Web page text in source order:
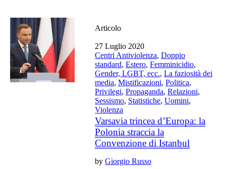
Articolo
27 Luglio 2020
Centri Antiviolenza,Doppio
standard,Estero,Femminicidio,
Gender, LGBT, ecc.,La faziosità dei
media,Mistificazioni,Politica,
Privilegi,Propaganda,Relazioni,
Sessismo, Statistiche,Uomini,
Violenza
Varsavia trincea d’Europa: la
Polonia straccia la
Convenzione di Istanbul
byGiorgio Russo